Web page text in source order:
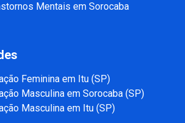
Mentais em Sorocaba
Feminina em Itu (SP)
Masculina em Sorocaba (SP)
Masculina em Itu (SP)